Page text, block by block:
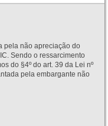
pela não apreciação do
Sendo o ressarcimento
do §4º do art. 39 da Lei nº
pela embargante não